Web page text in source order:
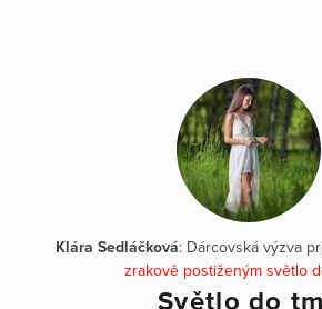
Klára Sedláčková: Dárcovská výzva
zrakově postiženým světlo
Světlo do